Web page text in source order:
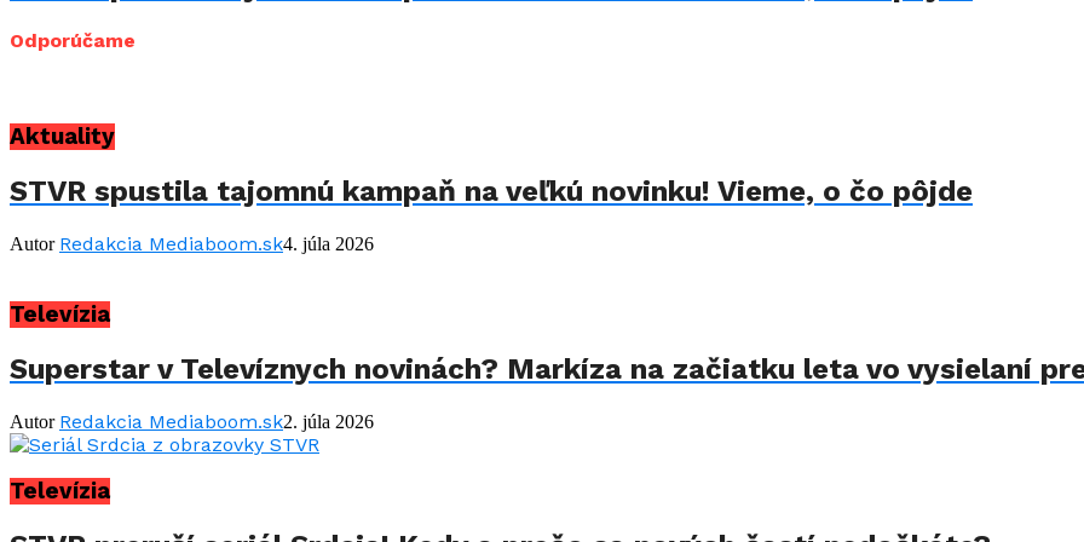
Odporúčame
Aktuality
STVR spustila tajomnú kampaň na veľkú novinku! Vieme, o čo pôjde
Autor Redakcia Mediaboom.sk4. júla 2026
Televízia
Superstar v Televíznych novinách? Markíza na začiatku leta vo vysielaní
Autor Redakcia Mediaboom.sk2. júla 2026
Televízia